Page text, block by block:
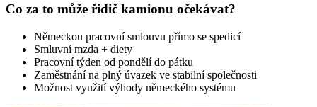
Co za to může řidič kamionu očekávat?
Německou pracovní smlouvu přímo se spedicí
Smluvní mzda + diety
Pracovní týden od pondělí do pátku
Zaměstnání na plný úvazek ve stabilní společnosti
Možnost využití výhody německého systému